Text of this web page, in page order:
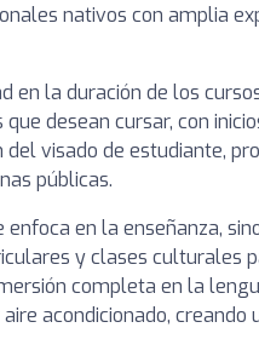
nativos con amplia
en la duración de los
desean cursar, con
del visado de estudiante,
públicas.
enfoca en la enseñanza,
y clases culturales
completa en la
acondicionado,